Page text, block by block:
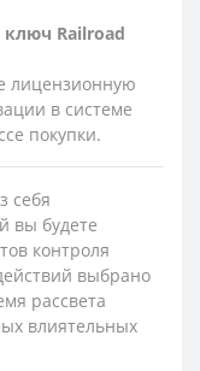
Railroad
лицензионную
в системе
покупки.
себя
вы будете
контроля
выбрано
рассвета
влиятельных